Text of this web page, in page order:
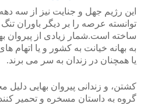
این رژیم جهل و جنایت نیز از سه دهه
توانسته عرصه را بر دیگر باوران
ساخته است.شمار زیادی از پیروان
به بهانه خیانت به کشور و یا اتهام
یا همچنان در زندان به سر می برند.
کشتن، و زندانی پیروان بهایی دلیل
گروه به داستان مسخره و تحمیر